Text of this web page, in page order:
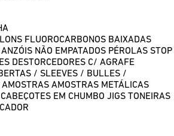
FLUOROCARBONOS BAIXADAS
ANZÓIS NÃO EMPATADOS PÉROLAS STOP
DESTORCEDORES C/ AGRAFE
/ SLEEVES / BULLES /
AMOSTRAS AMOSTRAS METÁLICAS
CABEÇOTES EM CHUMBO JIGS TONEIRAS